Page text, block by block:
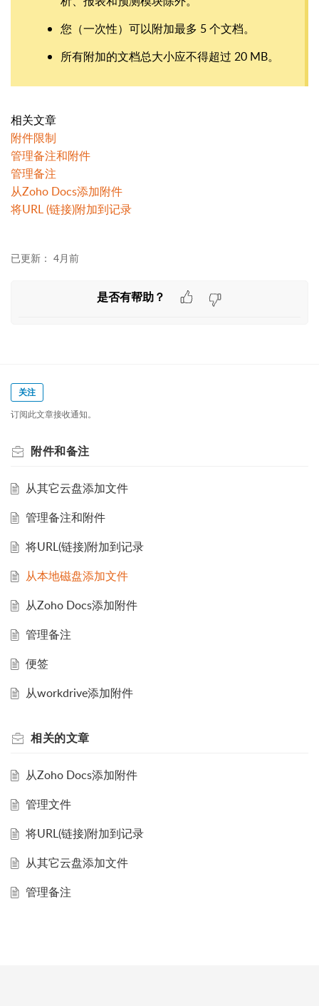
您（一次性）可以附加最多 5 个文档。
所有附加的文档总大小应不得超过 20 MB。
相关文章
附件限制
管理备注和附件
管理备注
从Zoho Docs添加附件
将URL (链接)附加到记录
已更新： 4月前
是否有帮助？
关注
订阅此文章接收通知。
附件和备注
从其它云盘添加文件
管理备注和附件
将URL(链接)附加到记录
从本地磁盘添加文件
从Zoho Docs添加附件
管理备注
便签
从workdrive添加附件
相关的文章
从Zoho Docs添加附件
管理文件
将URL(链接)附加到记录
从其它云盘添加文件
管理备注